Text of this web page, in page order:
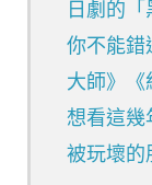
日劇的
你不能錯
大師》《
想看這幾
被玩壞的